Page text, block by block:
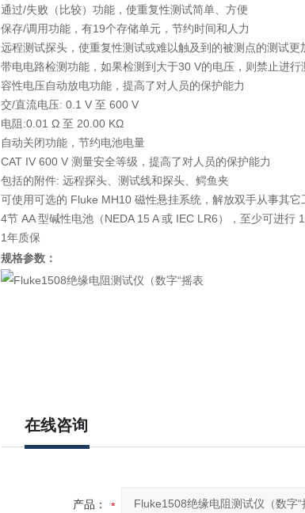
通过/失败（比较）功能，使重复性测试简单、方便
保存/调用功能，有19个存储单元，节约时间和人力
远程测试探头，使重复性测试或难以触及到的被测点的测试更
带电电路检测功能，如果检测到大于30 V的电压，则禁止进
容性电压自动放电功能，提高了对人员的保护能力
交/直流电压: 0.1 V 至 600 V
电阻:0.01 Ω 至 20.00 KΩ
自动关闭功能，节约电池电量
CAT IV 600 V 测量安全等级，提高了对人员的保护能力
包括的附件: 远程探头、测试线和探头、鳄鱼夹
可使用可选的 Fluke MH10 磁性悬挂系统，解放双手从事其它
4节 AA 型碱性电池（NEDA 15 A 或 IEC LR6），至少可进行
1年质保
规格参数：
在线咨询
产品：